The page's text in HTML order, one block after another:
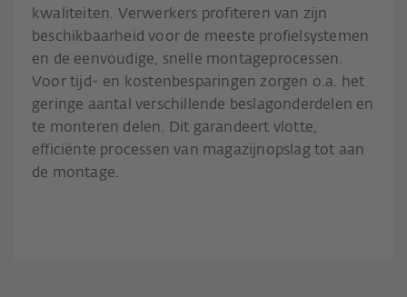
kwaliteiten. Verwerkers profiteren van zijn
beschikbaarheid voor de meeste profielsystemen
en de eenvoudige, snelle montageprocessen.
Voor tijd- en kostenbesparingen zorgen o.a. het
geringe aantal verschillende beslagonderdelen en
te monteren delen. Dit garandeert vlotte,
efficiënte processen van magazijnopslag tot aan
de montage.